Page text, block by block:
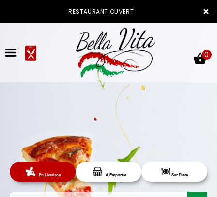
×
RESTAURANT OUVER
ACCUEIL
LA CARTE
VOTRE COMPTE
0
En Livraison A Emporter Sur Place